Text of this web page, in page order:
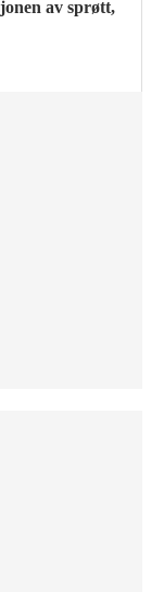
av sprøtt,